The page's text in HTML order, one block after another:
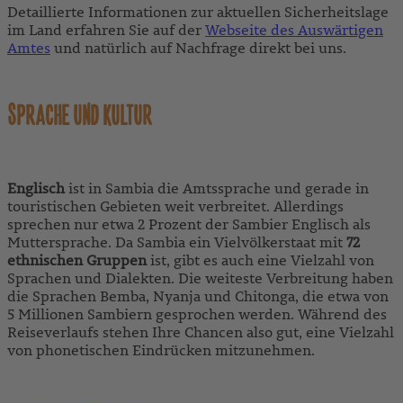
Detaillierte Informationen zur aktuellen Sicherheitslage
im Land erfahren Sie auf derWebseite des Auswärtigen
Amtes und natürlich auf Nachfrage direkt bei uns.
SPRACHE UND KULTUR
Englischist in Sambia die Amtssprache und gerade in
touristischen Gebieten weit verbreitet. Allerdings
sprechen nur etwa 2 Prozent der Sambier Englisch als
Muttersprache. Da Sambia ein Vielvölkerstaat mit72
ethnischen Gruppenist, gibt es auch eine Vielzahl von
Sprachen und Dialekten. Die weiteste Verbreitung haben
die Sprachen Bemba, Nyanja und Chitonga, die etwa von
5 Millionen Sambiern gesprochen werden. Während des
Reiseverlaufs stehen Ihre Chancen also gut, eine Vielzahl
von phonetischen Eindrücken mitzunehmen.